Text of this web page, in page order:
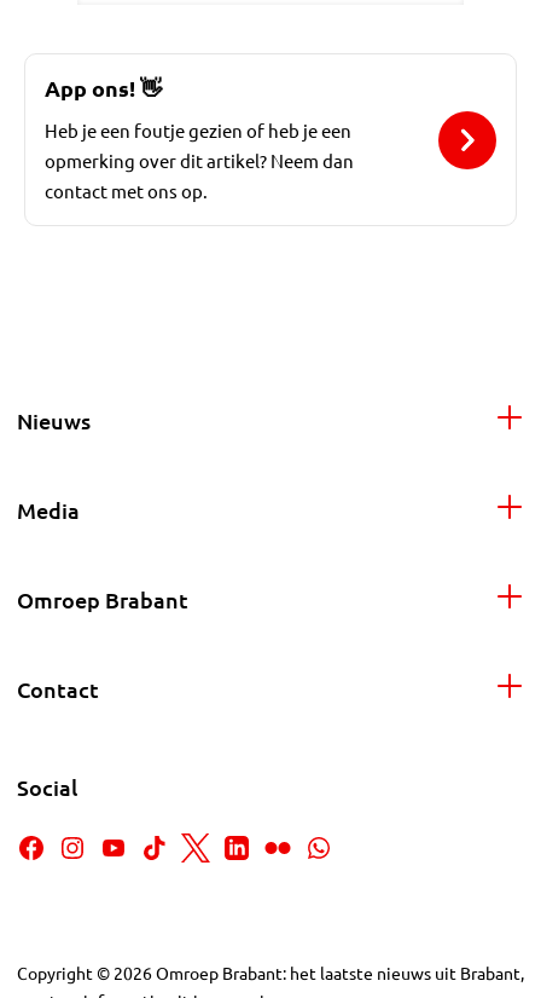
App ons!👋
Heb je een foutje gezien of heb je een
opmerking over dit artikel? Neem dan
contact met ons op.
Nieuws
Media
Omroep Brabant
Contact
Social
Copyright © 2026Omroep Brabant: het laatste nieuws uit Brabant,